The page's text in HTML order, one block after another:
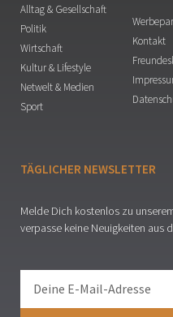
Alltag & Gesellschaft
Politik
Wirtschaft
Kultur & Lifestyle
Netwelt & Medien
Sport
Kontakt
TÄGLICHER NEWSLETTER
Melde Dich kostenlos zu
verpasse keine Neuigkeiten aus